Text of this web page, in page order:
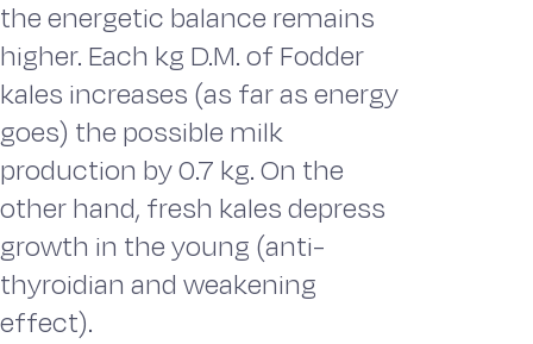
the energetic balance remains
higher. Each kg D.M. of Fodder
kales increases (as far as energy
goes) the possible milk
production by 0.7 kg. On the
other hand, fresh kales depress
growth in the young (anti-
thyroidian and weakening
effect).